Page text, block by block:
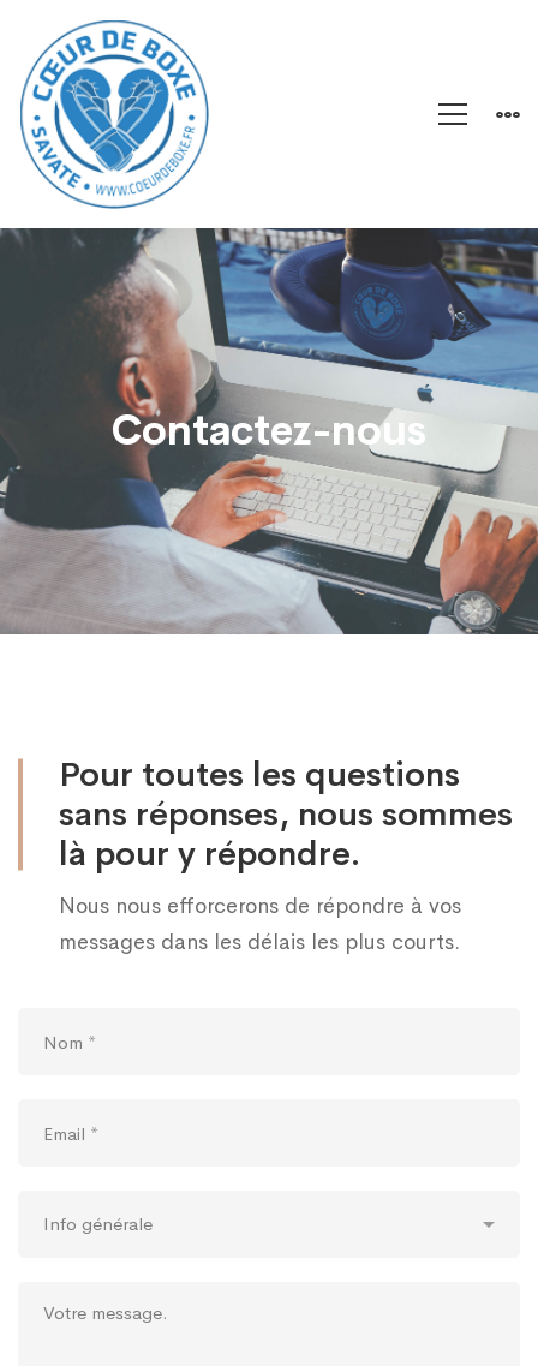
Contact
Contactez-nous
Pour toutes les questions
sans réponses, nous sommes
là pour y répondre.
Nous nous efforcerons de répondre à vos
messages dans les délais les plus courts.